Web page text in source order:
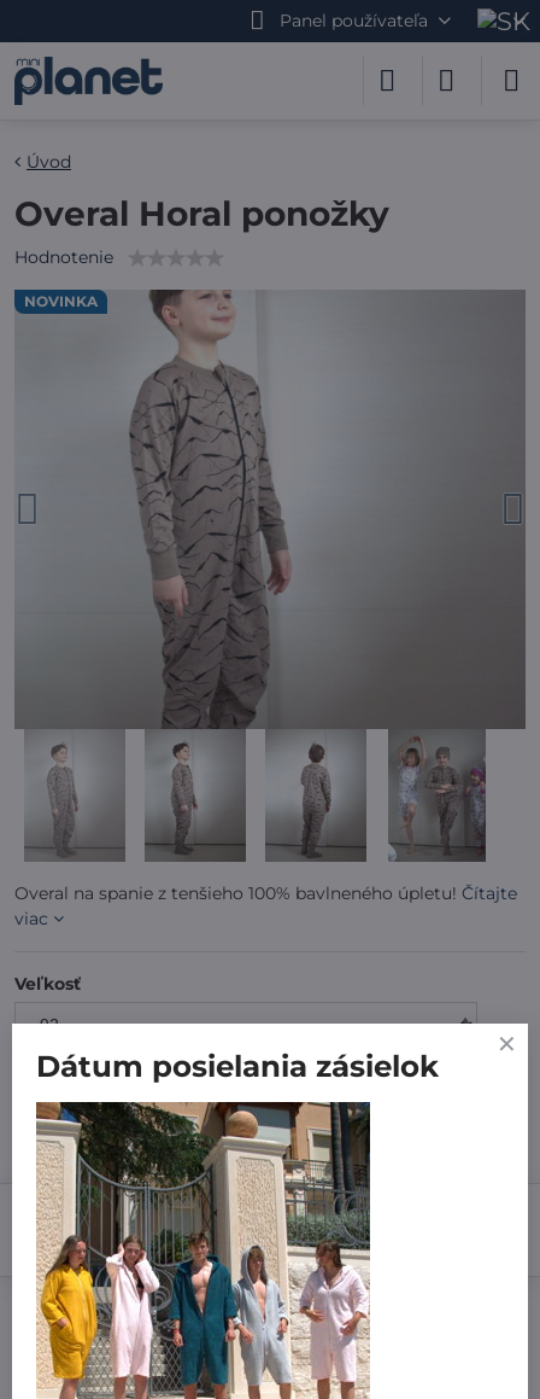
Panel používateľa
NOVINKA
Úvod
Overal Horal ponožky
Hodnotenie
Overal na spanie z tenšieho 100% bavlneného úpletu! Čítajte
viac
Veľkosť
7 dní
31,99 €
Do košíka
Pridať k Obľúbeným
Doručenia
Výrobca:MiniPlanet
Dátum posielania zásielok